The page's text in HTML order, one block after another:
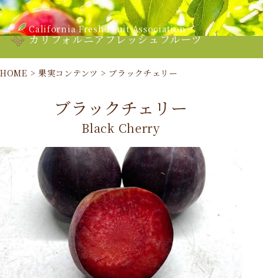
California Fresh Fruit Association
カリフォルニアフレッシュフルーツ
HOME > 果実コンテンツ > ブラックチェリー
ブラックチェリー
Black Cherry